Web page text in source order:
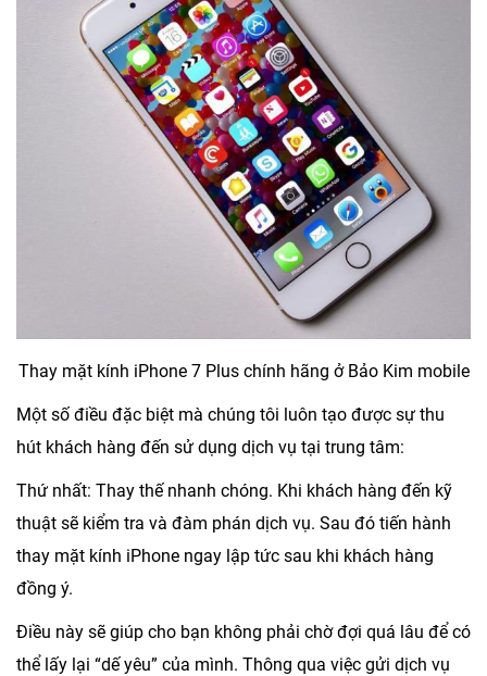
Thay mặt kính iPhone 7 Plus chính hãng ở Bảo Kim mobile
Một số điều đặc biệt mà chúng tôi luôn tạo được sự thu
hút khách hàng đến sử dụng dịch vụ tại trung tâm:
Thứ nhất: Thay thế nhanh chóng. Khi khách hàng đến kỹ
thuật sẽ kiểm tra và đàm phán dịch vụ. Sau đó tiến hành
thay mặt kính iPhone ngay lập tức sau khi khách hàng
đồng ý.
Điều này sẽ giúp cho bạn không phải chờ đợi quá lâu để có
thể lấy lại “dế yêu” của mình. Thông qua việc gửi dịch vụ